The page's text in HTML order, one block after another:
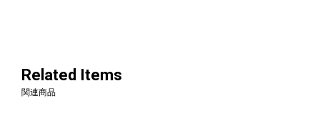
Related Items
関連商品